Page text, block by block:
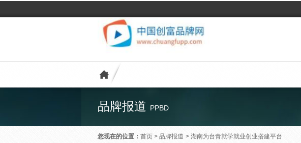
品牌报道 PPBD
您现在的位置： 首页 > 品牌报道 > 湖南为台青就学就业创业搭建平台